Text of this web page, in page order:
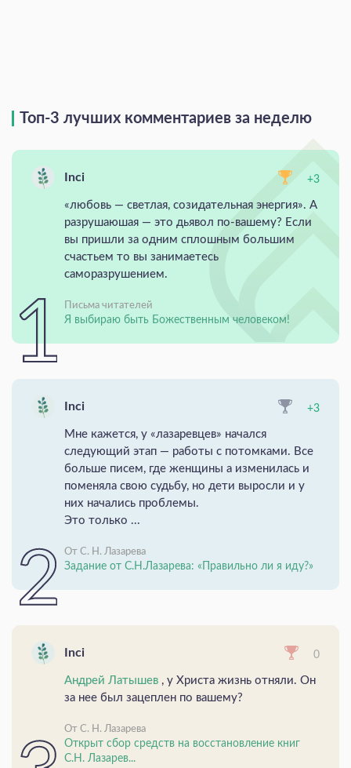
Топ-3 лучших комментариев за неделю
Inci +3
«любовь — светлая, созидательная энергия». А
разрушаюшая — это дьявол по-вашему? Если
вы пришли за одним сплошным большим
счастьем то вы занимаетесь
саморазрушением.
Письма читателей
Я выбираю быть Божественным человеком!
Inci +3
Мне кажется, у «лазаревцев» начался
следующий этап — работы с потомками. Все
больше писем, где женщины а изменилась и
поменяла свою судьбу, но дети выросли и у
них начались проблемы.
Это только ...
От С. Н. Лазарева
Задание от С.Н.Лазарева: «Правильно ли я иду?»
Inci 0
Андрей Латышев , у Христа жизнь отняли. Он
за нее был зацеплен по вашему?
От С. Н. Лазарева
Открыт сбор средств на восстановление книг
С.Н. Лазарев...